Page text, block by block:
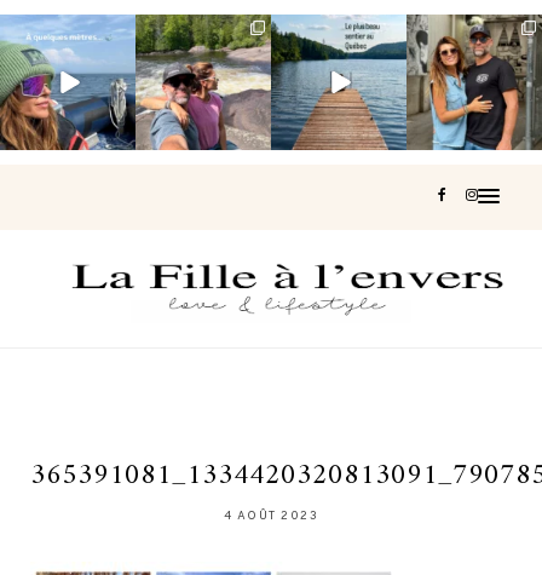
Voir une baleine
en photo, c’est
impressionnant
🐋...
Les Laurentides,
le Québec
version nature.
...
Et si je te disais
qu’il existe un
sentier où tu...
127 37
Montréal, une
très belle
surprise 🇨🇦
450
4 AOÛT 2023